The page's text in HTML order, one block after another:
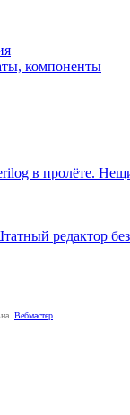
компоненты
в пролёте.
редактор
Вебмастер